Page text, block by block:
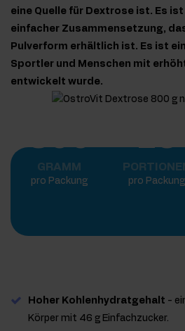
eine Quelle für Dextrose ist. Es
einfacher Zusammensetzung,
Pulverform erhältlich ist. Es ist
Sportler und Menschen mit
entwickelt wurde.
800
GRAMM
pro Packung
16
pro Packung
Hoher Kohlenhydratgehalt -
Körper mit 46 g Einfachzucker.